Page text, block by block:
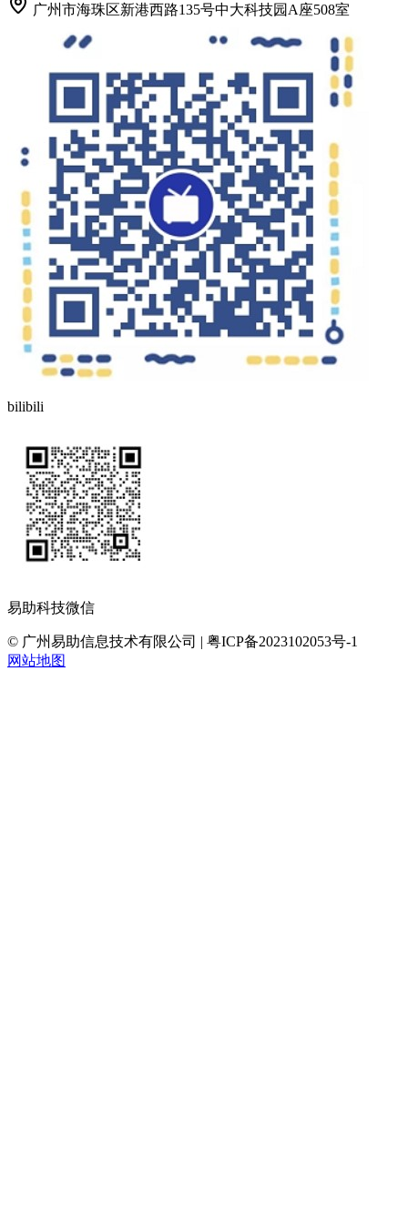
广州市海珠区新港西路135号中大科技园A座508室
bilibili
易助科技微信
© 广州易助信息技术有限公司 | 粤ICP备2023102053号-1
网站地图